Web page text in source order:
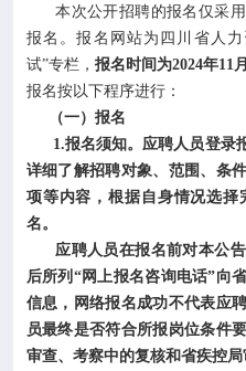
本次公开招聘的报名仅采用
报名。报名网站为四川省人
试”专栏， 报名时间为2024年11
报名按以下程序进行：
（一）报名
1.报名须知。应聘人员登录
详细了解招聘对象、范围、条
项等内容，根据自身情况选
名。
应聘人员在报名前对本公
后所列“网上报名咨询电话”向
信息，网络报名成功不代表应
员最终是否符合所报岗位条件
审查、考察中的复核和省疾控局